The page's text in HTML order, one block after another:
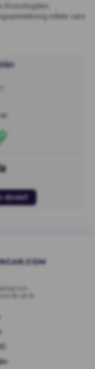
Kronofogden.
måste vara
direkt!